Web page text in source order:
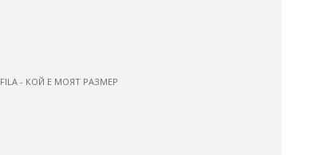
- КОЙ Е МОЯТ РАЗМЕР